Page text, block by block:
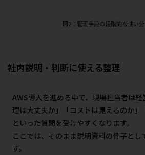
図2：管理手段の段階的な使い
社内説明・判断に使える整理
AWS導入を進める中で、現場担当者は
理は大丈夫か」「コストは見えるのか」
といった質問を受けやすくなります。
ここでは、そのまま説明資料の骨子とし
す。